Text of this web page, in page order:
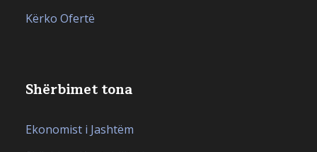
Kërko Ofertë
Shërbimet tona
Ekonomist i Jashtëm